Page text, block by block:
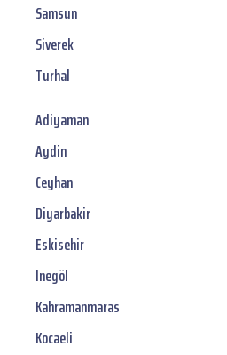
Samsun
Siverek
Turhal
Adiyaman
Aydin
Ceyhan
Diyarbakir
Eskisehir
Inegöl
Kahramanmaras
Kocaeli